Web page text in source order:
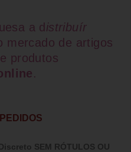
a d istribuír
mercado de artigos
produtos
.
SEM RÓTULOS OU